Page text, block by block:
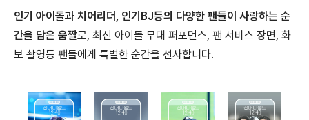
인기 아이돌과 치어리더, 인기BJ등의 다양한 팬들이 사랑하는 순
간을 담은 움짤로, 최신 아이돌 무대 퍼포먼스, 팬 서비스 장면, 화
보 촬영등 팬들에게 특별한 순간을 선사합니다.